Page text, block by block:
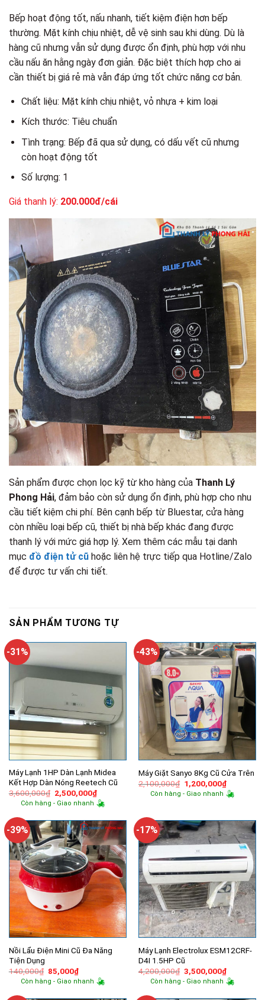
Bếp hoạt động tốt, nấu nhanh, tiết kiệm điện hơn bếp
thường. Mặt kính chịu nhiệt, dễ vệ sinh sau khi dùng. Dù là
hàng cũ nhưng vẫn sử dụng được ổn định, phù hợp với nhu
cầu nấu ăn hằng ngày đơn giản. Đặc biệt thích hợp cho ai
cần thiết bị giá rẻ mà vẫn đáp ứng tốt chức năng cơ bản.
Chất liệu: Mặt kính chịu nhiệt, vỏ nhựa + kim loại
Kích thước: Tiêu chuẩn
Tình trạng: Bếp đã qua sử dụng, có dấu vết cũ nhưng
còn hoạt động tốt
Số lượng: 1
Giá thanh lý: 200.000đ/cái
Sản phẩm được chọn lọc kỹ từ kho hàng của Thanh Lý
Phong Hải, đảm bảo còn sử dụng ổn định, phù hợp cho nhu
cầu tiết kiệm chi phí. Bên cạnh bếp từ Bluestar, cửa hàng
còn nhiều loại bếp cũ, thiết bị nhà bếp khác đang được
thanh lý với mức giá hợp lý. Xem thêm các mẫu tại danh
mục đồ điện tử cũ hoặc liên hệ trực tiếp qua Hotline/Zalo
để được tư vấn chi tiết.
SẢN PHẨM TƯƠNG TỰ
-31%
Máy Lạnh 1HP Dàn Lạnh Midea
Kết Hợp Dàn Nóng Reetech Cũ
3,600,000₫ Giá
gốc
là:
2,500,000₫Giá
hiện
tại
2,500,000₫.
Còn hàng - Giao nhanh
-43%
Máy Giặt Sanyo 8Kg Cũ Cửa Trên
2,100,000₫ Giá
gốc
là:
1,200,000₫Giá
hiện
tại
Còn hàng - Giao nhanh
-39%
Nồi Lẩu Điện Mini Cũ Đa Năng
Tiện Dụng
140,000₫ Giá
gốc
là:
85,000₫Giá
hiện
tại
Còn hàng - Giao nhanh
-17%
Máy Lạnh Electrolux ESM12CRF-
D4I 1.5HP Cũ
4,200,000₫ Giá
gốc
là:
3,500,000₫Giá
hiện
tại
Còn hàng - Giao nhanh